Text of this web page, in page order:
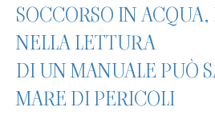
SOCCORSO IN
NELLA LETTURA
DI UN MANUALE PUÒ
MARE DI PERICOLI